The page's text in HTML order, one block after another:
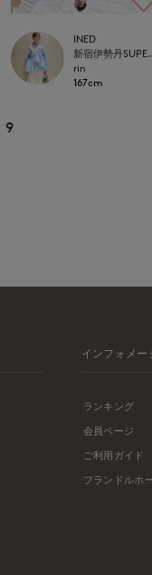
INED
新宿伊勢
rin
167cm
9
インフォメー
ランキング
会員ページ
ご利用ガイド
フランドルホ